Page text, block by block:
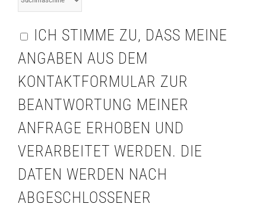
ICH STIMME ZU, DASS MEINE
ANGABEN AUS DEM
KONTAKTFORMULAR ZUR
BEANTWORTUNG MEINER
ANFRAGE ERHOBEN UND
VERARBEITET WERDEN. DIE
DATEN WERDEN NACH
ABGESCHLOSSENER